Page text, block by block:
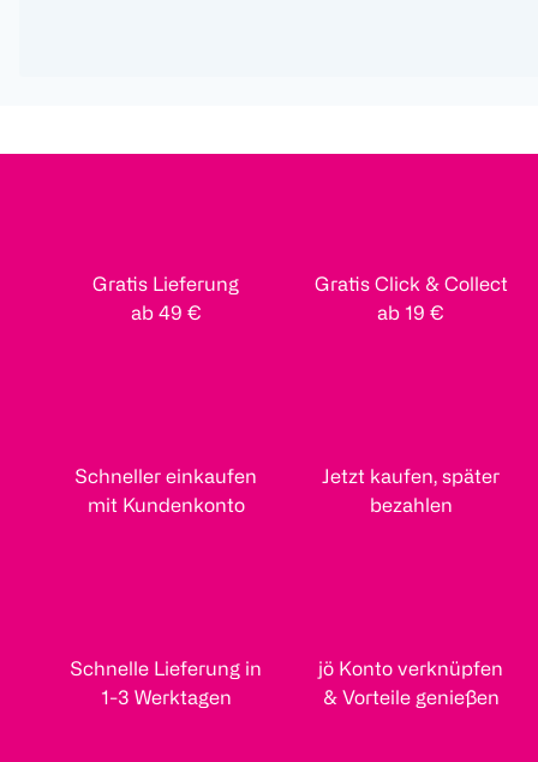
Gratis Lieferung
ab 49 €
Gratis Click & Collect
ab 19 €
Schneller einkaufen
mit Kundenkonto
Jetzt kaufen, später
bezahlen
Schnelle Lieferung in
1-3 Werktagen
jö Konto verknüpfen
& Vorteile genießen